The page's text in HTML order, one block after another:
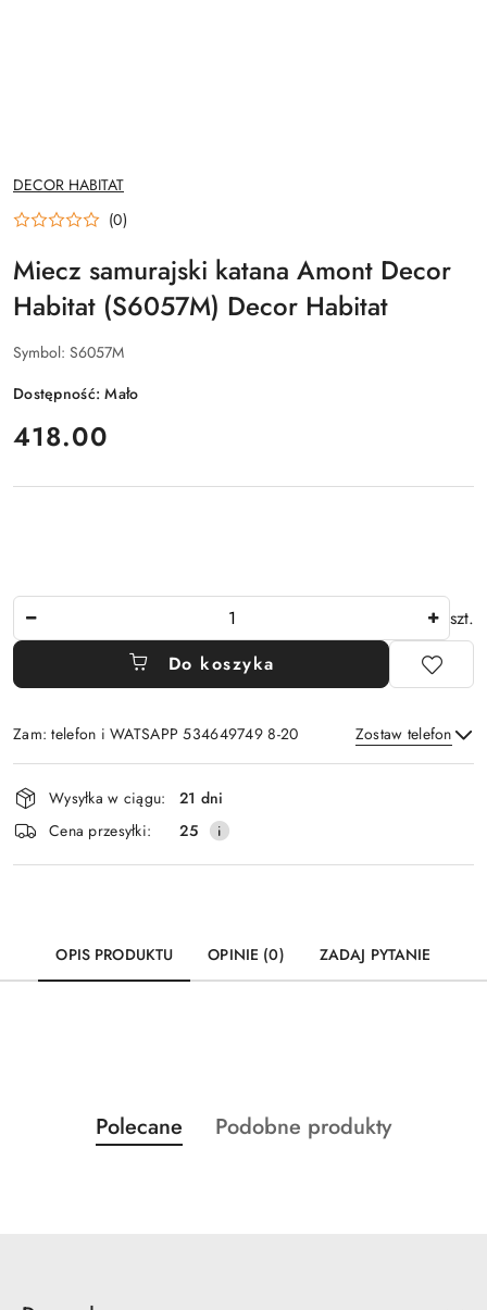
NAZWA
PRODUCENTA:
DECOR HABITAT
(0)
Miecz samurajski katana Amont Decor
Habitat (S6057M) Decor Habitat
Symbol: S6057M
Dostępność:Mało
cena:
418.00
szt.
Do koszyka
Zam: telefon i WATSAPP 534649749 8-20 Zostaw telefon
Wyślij
Dostępność
i
dostawa
Wysyłka w ciągu:
21 dni
Cena przesyłki:
25
OPIS PRODUKTU OPINIE (0) ZADAJ PYTANIE
Pomiń karuzelę produktów
Produkty
o
Polecane
Produkty
Podobne produkty